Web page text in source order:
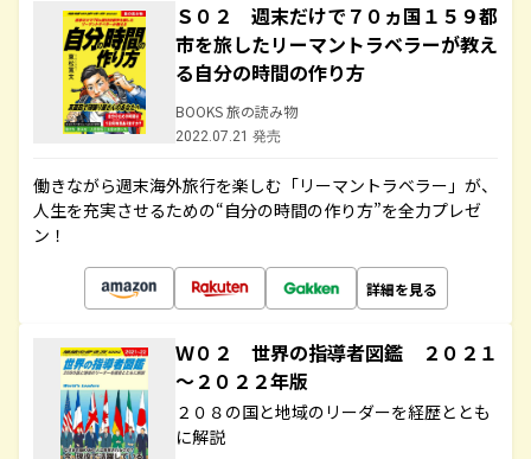
Ｓ０２ 週末だけで７０ヵ国１５９都
市を旅したリーマントラベラーが教え
る自分の時間の作り方
BOOKS 旅の読み物
2022.07.21 発売
働きながら週末海外旅行を楽しむ「リーマントラベラー」が、
人生を充実させるための“自分の時間の作り方”を全力プレゼ
ン！
詳細を見る
Ｗ０２ 世界の指導者図鑑 ２０２１
～２０２２年版
２０８の国と地域のリーダーを経歴ととも
に解説